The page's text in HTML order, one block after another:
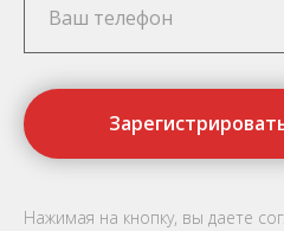
Нажимая на кнопку, вы даете